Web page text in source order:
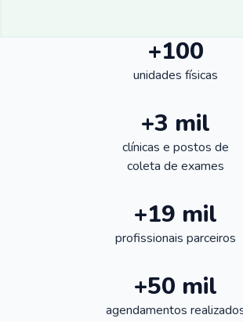
+100
unidades físicas
+3 mil
clínicas e postos de
coleta de exames
+19 mil
profissionais parceiros
+50 mil
agendamentos